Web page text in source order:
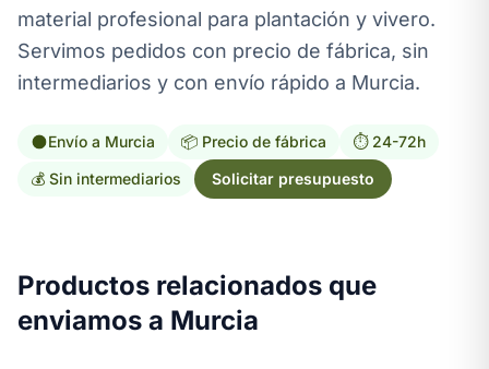
material profesional para plantación y vivero.
Servimos pedidos con precio de fábrica, sin
intermediarios y con envío rápido a Murcia.
Envío a Murcia 📦 Precio de fábrica
⏱️ 24-72h
💰 Sin intermediarios
Solicitar presupuesto
Productos relacionados que
enviamos a Murcia